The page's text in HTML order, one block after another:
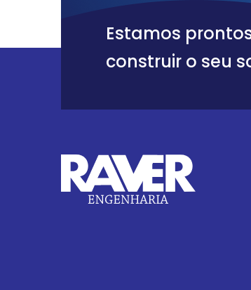
Estamos
construir o seu